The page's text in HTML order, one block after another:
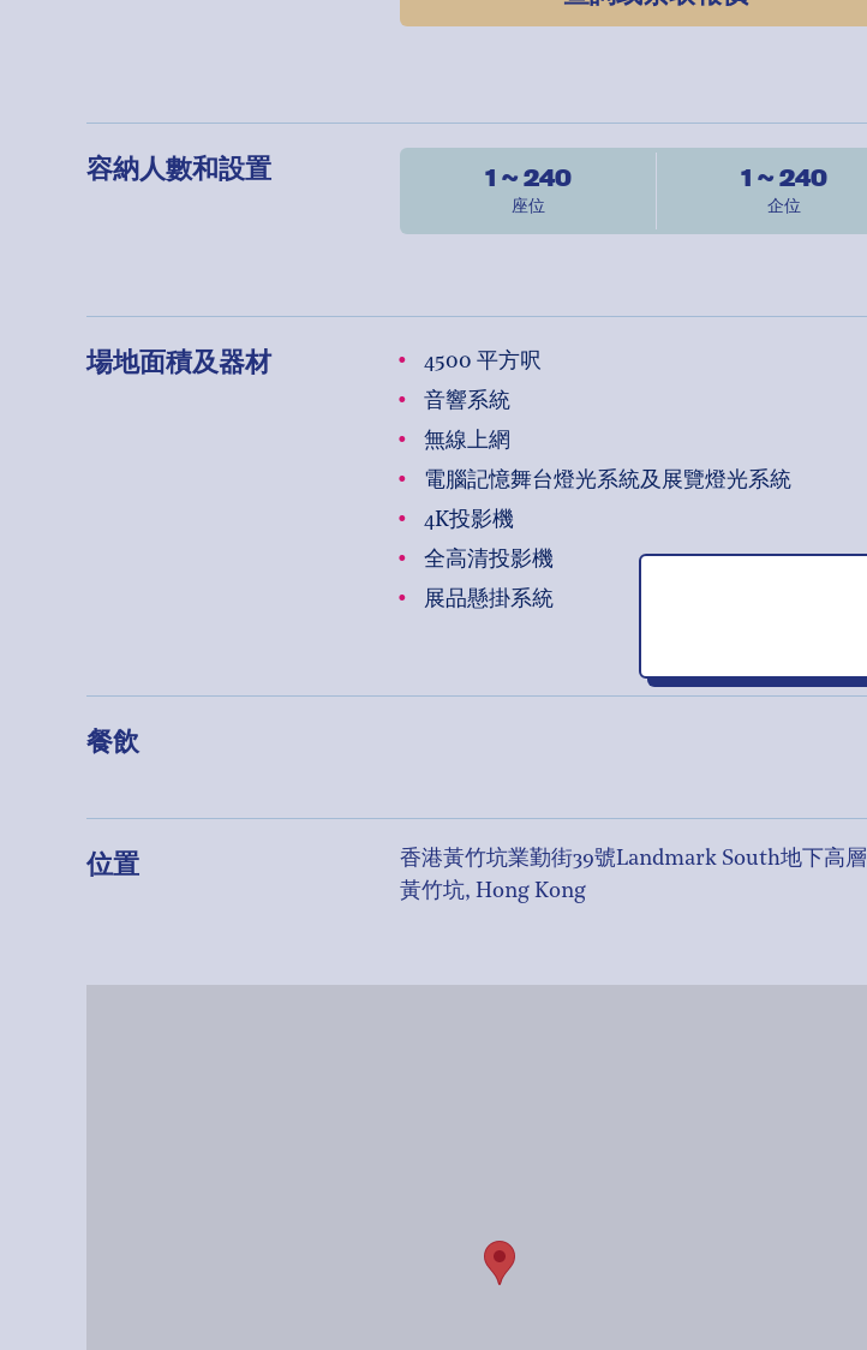
容納人數和設置 1 ~ 240
座位
1 ~ 240
企位
場地面積及器材
4500 平方呎
音響系統
無線上網
電腦記憶舞台燈光系統及展覽燈光系統
4K投影機
全高清投影機
展品懸掛系統
餐飲
位置
香港黃竹坑業勤街39號Landmark South地下高層
黃竹坑, Hong Kong